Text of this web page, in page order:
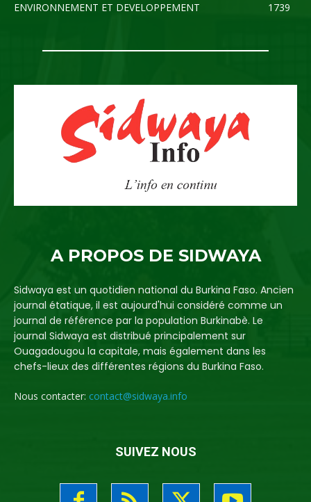
ENVIRONNEMENT ET DEVELOPPEMENT
1739
A PROPOS DE SIDWAYA
Sidwaya est un quotidien national du Burkina Faso. Ancien
journal étatique, il est aujourd'hui considéré comme un
journal de référence par la population Burkinabè. Le
journal Sidwaya est distribué principalement sur
Ouagadougou la capitale, mais également dans les
chefs-lieux des différentes régions du Burkina Faso.
Nous contacter: contact@sidwaya.info
SUIVEZ NOUS